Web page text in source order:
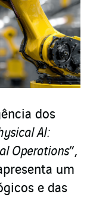
dos
AI:
Operations”,
um
e das